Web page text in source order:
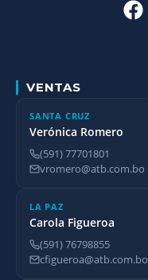
VENTAS
SANTA CRUZ
Verónica Romero
(591) 77701801
vromero@atb.com.bo
LA PAZ
Carola Figueroa
(591) 76798855
cfigueroa@atb.com.bo